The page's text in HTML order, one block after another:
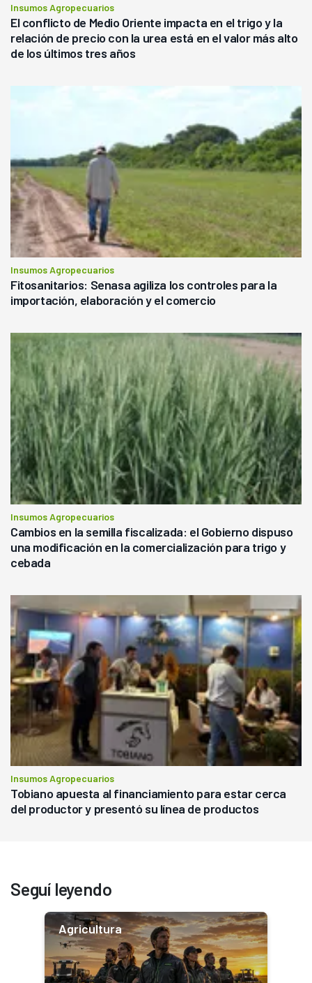
Insumos Agropecuarios
El conflicto de Medio Oriente impacta en el trigo y la
relación de precio con la urea está en el valor más alto
de los últimos tres años
Insumos Agropecuarios
Fitosanitarios: Senasa agiliza los controles para la
importación, elaboración y el comercio
Insumos Agropecuarios
Cambios en la semilla fiscalizada: el Gobierno dispuso
una modificación en la comercialización para trigo y
cebada
Insumos Agropecuarios
Tobiano apuesta al financiamiento para estar cerca
del productor y presentó su línea de productos
Seguí leyendo
Agricultura